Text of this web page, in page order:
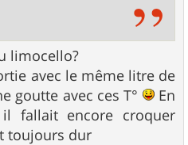
limocello?
avec le même litre de
goutte avec ces T°
En
fallait encore croquer
toujours dur